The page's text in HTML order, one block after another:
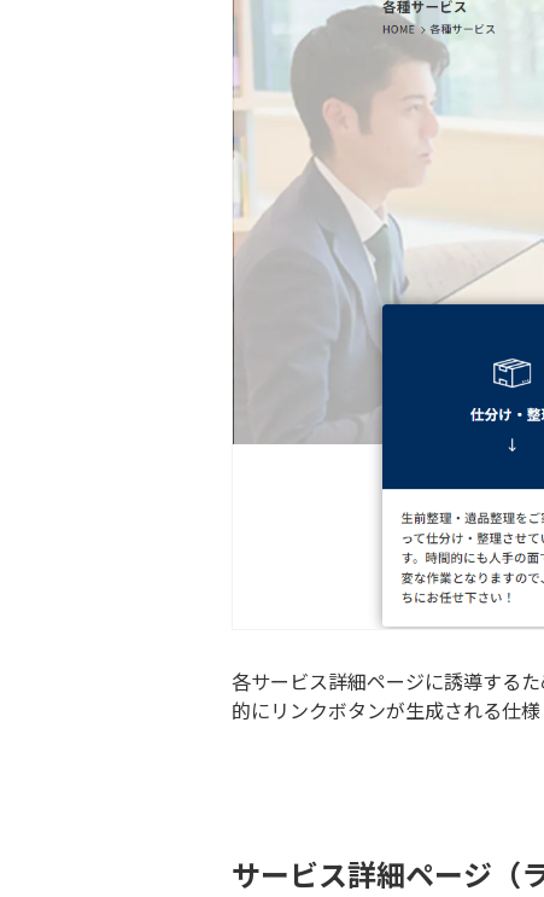
各サービス詳細ページに誘導する
的にリンクボタンが生成される仕様
サービス詳細ページ（